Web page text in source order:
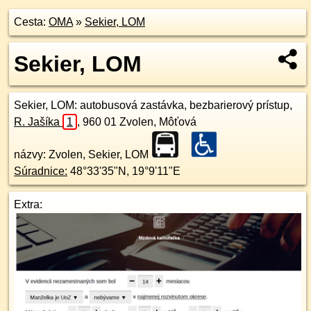
Cesta: OMA» Sekier, LOM
Sekier, LOM
Sekier, LOM: autobusová zastávka, bezbarierový prístup,
R. Jašíka
1 , 960 01 Zvolen, Môťová
názvy: Zvolen, Sekier, LOM
Súradnice: 48°33'35"N , 19°9'11"E
Extra: